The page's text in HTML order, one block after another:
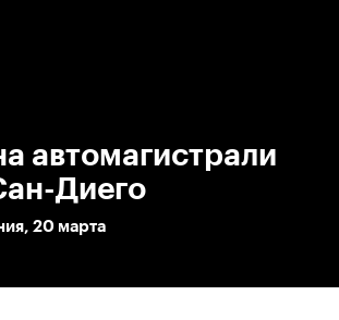
автомагистрали
Диего
20 марта